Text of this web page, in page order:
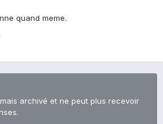
quand meme.
archivé et ne peut plus recevoir